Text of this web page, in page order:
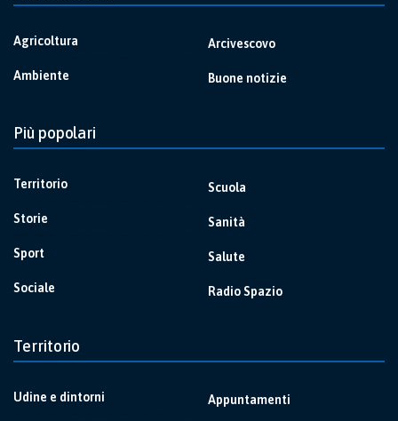
Agricoltura
Ambiente
Arcivescovo
Buone notizie
Più popolari
Territorio
Storie
Sport
Sociale
Scuola
Sanità
Salute
Radio Spazio
Territorio
Udine e dintorni Appuntamenti